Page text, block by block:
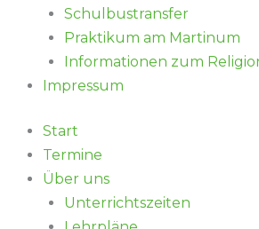
Schulbustransfer
Praktikum am Martinum
Informationen zum
Impressum
Start
Termine
Über uns
Unterrichtszeiten